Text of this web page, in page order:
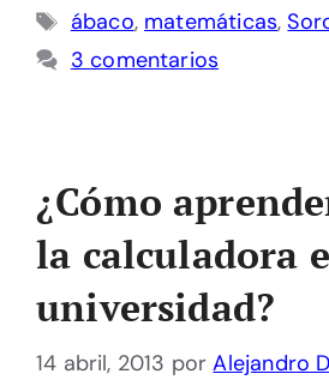
Etiquetas
ábaco, matemáticas,
3 comentarios
¿Cómo
la calculadora
universidad?
14 abril, 2013 porAlejandro